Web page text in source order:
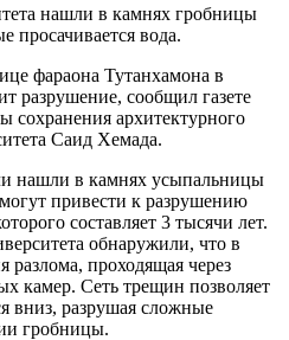
нашли в камнях гробницы
просачивается вода.
фараона Тутанхамона в
разрушение, сообщил газете
сохранения архитектурного
Саид Хемада.
нашли в камнях усыпальницы
привести к разрушению
составляет 3 тысячи лет.
обнаружили, что в
разлома, проходящая через
камер. Сеть трещин позволяет
вниз, разрушая сложные
гробницы.